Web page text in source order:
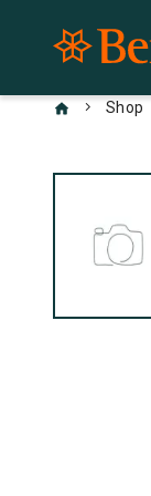
chevron_right Shop